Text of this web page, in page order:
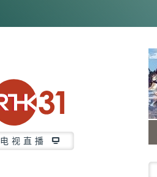
电视直播